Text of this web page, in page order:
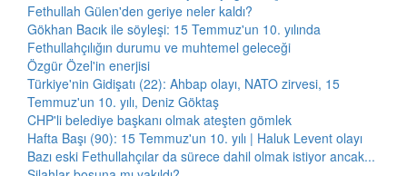
Fethullah Gülen'den geriye neler kaldı?
Gökhan Bacık ile söyleşi: 15 Temmuz'un 10. yılında
Fethullahçılığın durumu ve muhtemel geleceği
Özgür Özel'in enerjisi
Türkiye'nin Gidişatı (22): Ahbap olayı, NATO zirvesi, 15
Temmuz'un 10. yılı, Deniz Göktaş
CHP'li belediye başkanı olmak ateşten gömlek
Hafta Başı (90): 15 Temmuz'un 10. yılı | Haluk Levent olayı
Bazı eski Fethullahçılar da sürece dahil olmak istiyor ancak...